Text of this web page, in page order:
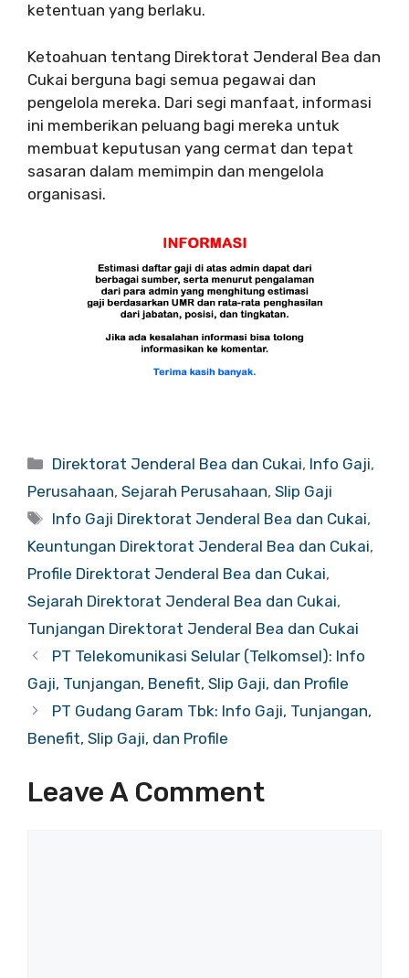
ketentuan yang berlaku.
Ketoahuan tentang Direktorat Jenderal Bea dan
Cukai berguna bagi semua pegawai dan
pengelola mereka. Dari segi manfaat, informasi
ini memberikan peluang bagi mereka untuk
membuat keputusan yang cermat dan tepat
sasaran dalam memimpin dan mengelola
organisasi.
Categories
Direktorat Jenderal Bea dan Cukai, Info Gaji,
Perusahaan, Sejarah Perusahaan, Slip Gaji
Tags
Info Gaji Direktorat Jenderal Bea dan Cukai,
Keuntungan Direktorat Jenderal Bea dan Cukai,
Profile Direktorat Jenderal Bea dan Cukai,
Sejarah Direktorat Jenderal Bea dan Cukai,
Tunjangan Direktorat Jenderal Bea dan Cukai
PT Telekomunikasi Selular (Telkomsel): Info
Gaji, Tunjangan, Benefit, Slip Gaji, dan Profile
PT Gudang Garam Tbk: Info Gaji, Tunjangan,
Benefit, Slip Gaji, dan Profile
Leave A Comment